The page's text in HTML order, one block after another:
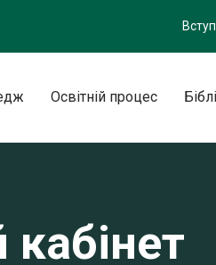
Освітній процес